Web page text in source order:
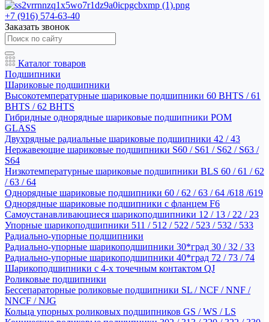
+7 (916) 574-63-40
Заказать звонок
Каталог товаров
Подшипники
Шариковые подшипники
Высокотемпературные шариковые подшипники 60 BHTS / 61
BHTS / 62 BHTS
Гибридные однорядные шариковые подшипники POM
GLASS
Двухрядные радиальные шариковые подшипники 42 / 43
Нержавеющие шариковые подшипники S60 / S61 / S62 / S63 /
S64
Низкотемпературные шариковые подшипники BLS 60 / 61 / 62
/ 63 / 64
Однорядные шариковые подшипники 60 / 62 / 63 / 64 /618 /619
Однорядные шариковые подшипники с фланцем F6
Самоустанавливающиеся шарикоподшипники 12 / 13 / 22 / 23
Упорные шарикоподшипники 511 / 512 / 522 / 523 / 532 / 533
Радиально-упорные подшипники
Радиально-упорные шарикоподшипники 30*град 30 / 32 / 33
Радиально-упорные шарикоподшипники 40*град 72 / 73 / 74
Шарикоподшипники с 4-х точечным контактом QJ
Роликовые подшипники
Бессепараторные роликовые подшипники SL / NCF / NNF /
NNCF / NJG
Кольца упорных роликовых подшипников GS / WS / LS